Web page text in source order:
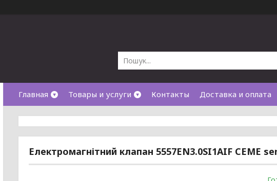
Главная Товары и услуги Контакты Доставка и оплата
Електромагнітний клапан 5557EN3.0SI1AIF CEME